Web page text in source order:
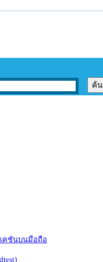
คชันบนมือถือ